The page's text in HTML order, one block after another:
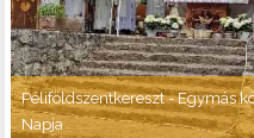
Péliföldszentkereszt - Egymás
Napja